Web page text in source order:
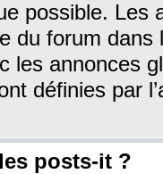
possible. Les
du forum dans
les annonces
définies par
posts-it ?